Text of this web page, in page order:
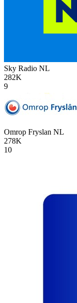
Sky Radio NL
282K
9
Omrop Fryslan NL
278K
10